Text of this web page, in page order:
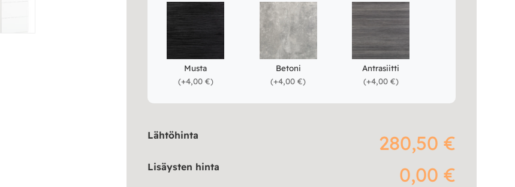
Musta
(+4,00 €)
Betoni
(+4,00 €)
Antrasiitti
(+4,00 €)
Lähtöhinta 280,50 €
Lisäysten hinta 0,00 €